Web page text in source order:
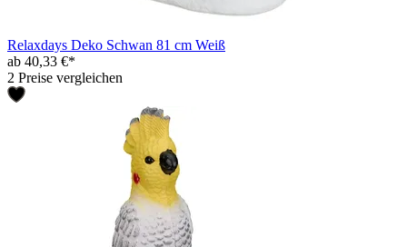
Relaxdays Deko Schwan 81 cm Weiß
ab 40,33 €*
2 Preise vergleichen